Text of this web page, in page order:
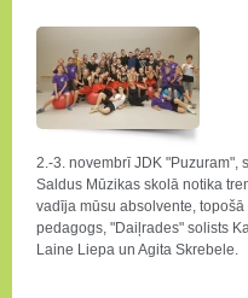
2.-3. novembrī JDK "Puzuram",
Saldus Mūzikas skolā notika
vadīja mūsu absolvente,
pedagogs, "Daiļrades" solists
Laine Liepa un Agita Skrebele.